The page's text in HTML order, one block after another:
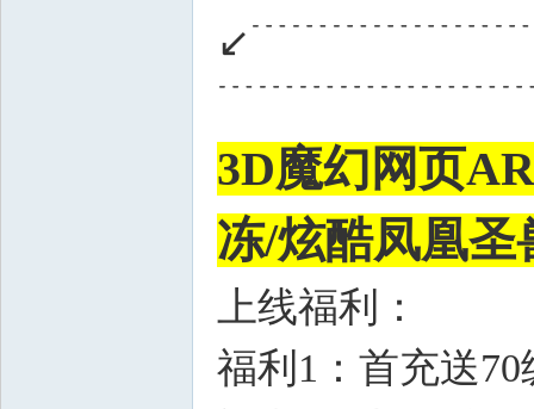
3D魔幻网页
冻/炫酷凤凰
上线福利：
福利1：首充送